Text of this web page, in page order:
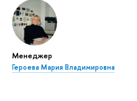
Менеджер
Героева Мария Владимировна